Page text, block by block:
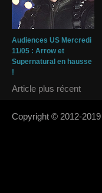
Audiences US Mercredi
11/05 : Arrow et
Supernatural en hausse
!
Article plus récent
Copyright © 2012-2019